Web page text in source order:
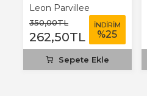
Leon Parvillee
350,00TL
262,50TL
İNDİRİM
%25
Sepete Ekle